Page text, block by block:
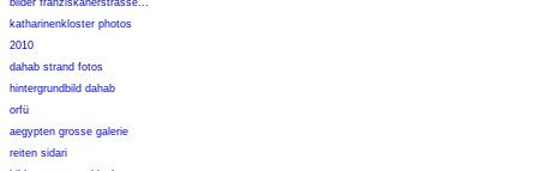
katharinenkloster photos
2010
dahab strand fotos
hintergrundbild dahab
orfü
aegypten grosse galerie
reiten sidari